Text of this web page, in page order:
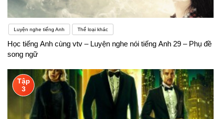
Luyện nghe tiếng Anh Thể loại khác
Học tiếng Anh cùng vtv – Luyện nghe nói tiếng Anh 29 – Phụ đề
song ngữ
Tập
3